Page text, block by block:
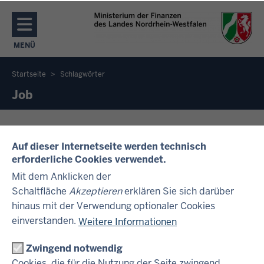
Auf dieser Internetseite werden technisch
erforderliche Cookies verwendet.
Mit dem Anklicken der
Schaltfläche Akzeptierenerklären Sie sich darüber
hinaus mit der Verwendung optionaler Cookies
einverstanden. Weitere Informationen
Zwingend notwendig
Direkt zum Inhalt
MENÜ
NAVIGATION AKTIVIEREN/DEAKTIVIEREN: MENÜ
Sie
befinden
sich
hier
Startseite Schlagwörter
Job
Aktuelle Stellenangebote - Wir suchen
Sie!
Möchten Sie sich beruflich verändern und Ihre
Kenntnisse in einem modernen Arbeitsumfeld
einbringen? Dann sind Sie bei uns genau richtig!
IM ÜBERBLICK